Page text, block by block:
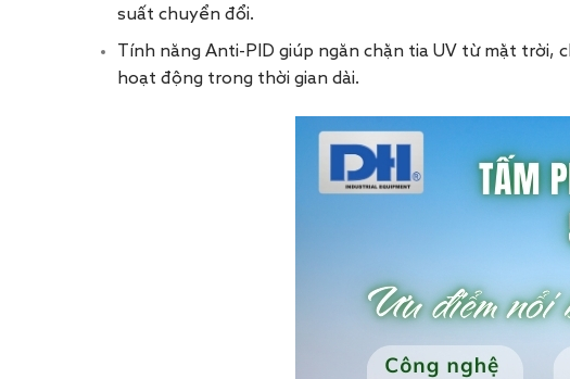
suất chuyển đổi.
Tính năng Anti-PID giúp ngăn chặn tia UV từ mặt trời,
hoạt động trong thời gian dài.